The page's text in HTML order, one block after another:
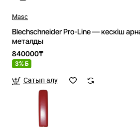
Masc
Blechschneider Pro-Line — кескіш
металды
840000₸
3% Б
Сатып алу